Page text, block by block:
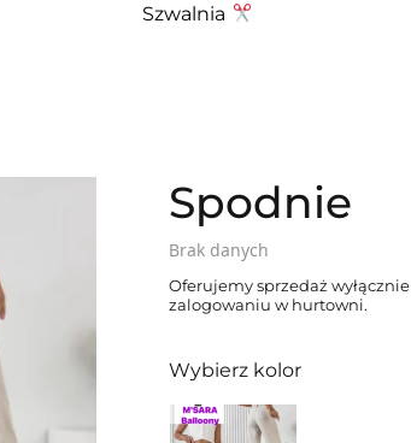
Szwalnia
Spodnie
Brak danych
Oferujemy sprzedaż
zalogowaniu w hurtowni.
Wybierz kolor